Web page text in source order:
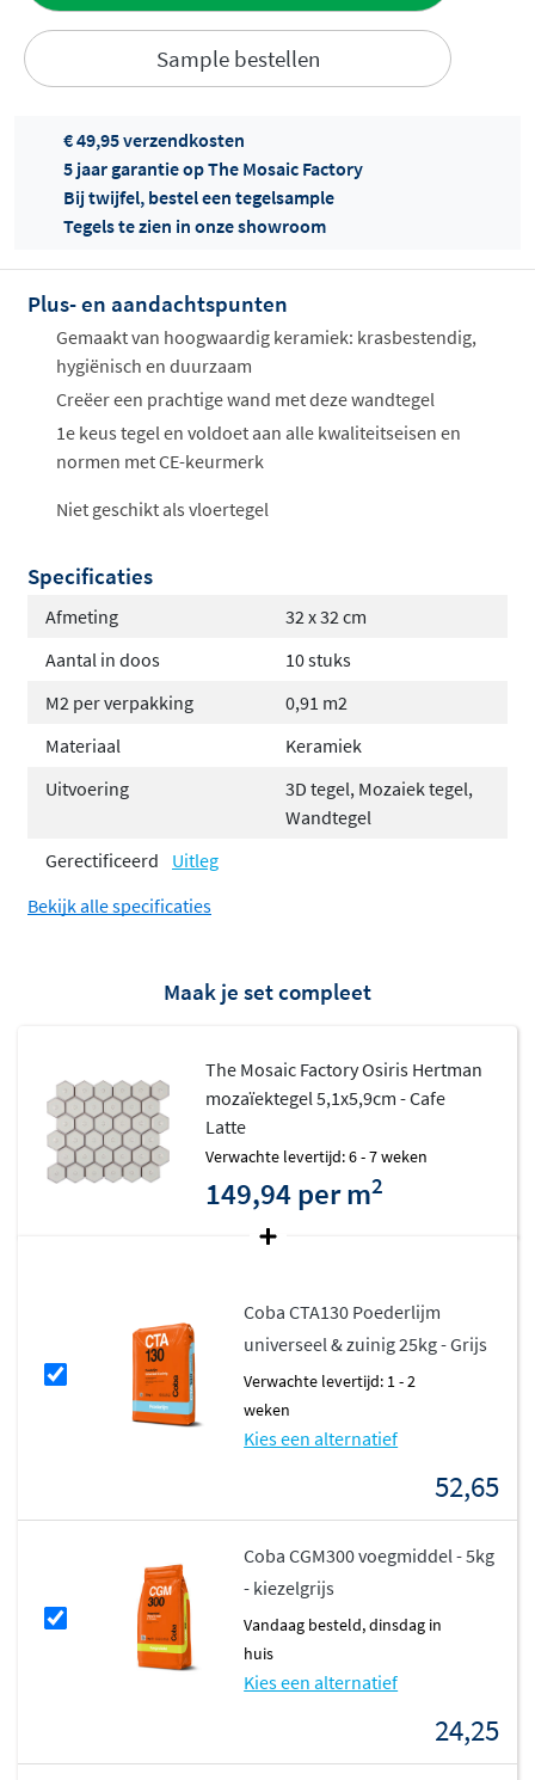
Sample bestellen
Offertes
ophalen...
€ 49,95 verzendkosten
5 jaar garantie op The Mosaic Factory
Bij twijfel, bestel een tegelsample
Tegels te zien in onze showroom
Plus- en aandachtspunten
Gemaakt van hoogwaardig keramiek: krasbestendig,
hygiënisch en duurzaam
Creëer een prachtige wand met deze wandtegel
1e keus tegel en voldoet aan alle kwaliteitseisen en
normen met CE-keurmerk
Niet geschikt als vloertegel
Specificaties
Afmeting
32 x 32 cm
Aantal in doos
10 stuks
M2 per verpakking
0,91 m2
Materiaal
Keramiek
Uitvoering
3D tegel, Mozaiek tegel,
Wandtegel
Gerectificeerd
Uitleg
Bekijk alle specificaties
Maak je set compleet
The Mosaic Factory Osiris Hertman
mozaïektegel 5,1x5,9cm - Cafe
Latte
Verwachte levertijd: 6 - 7 weken
149,94 per m2
Coba CTA130 Poederlijm
universeel & zuinig 25kg - Grijs
Verwachte levertijd: 1 - 2
weken
Kies een alternatief
52,65
Coba CGM300 voegmiddel - 5kg
- kiezelgrijs
vandaag besteld, dinsdag in
huis
Kies een alternatief
24,25